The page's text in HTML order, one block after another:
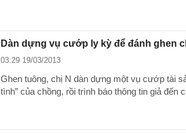
Dàn dựng vụ cướp ly kỳ để đánh ghen
03:29 19/03/2013
Ghen tuông, chị N dàn dựng một vụ cướp tài
tình” của chồng, rồi trình báo thông tin giả đến